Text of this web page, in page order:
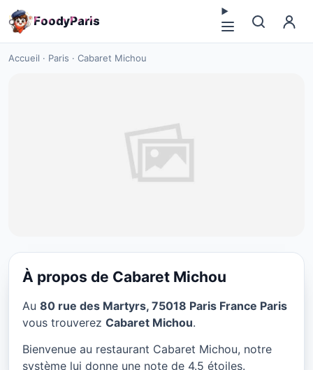
FoodyParis
Accueil · Paris · Cabaret Michou
Cabaret Michou à Paris
À propos de Cabaret Michou
Au 80 rue des Martyrs, 75018 Paris France Paris
vous trouverez Cabaret Michou.
Bienvenue au restaurant Cabaret Michou, notre
système lui donne une note de 4.5 étoiles.